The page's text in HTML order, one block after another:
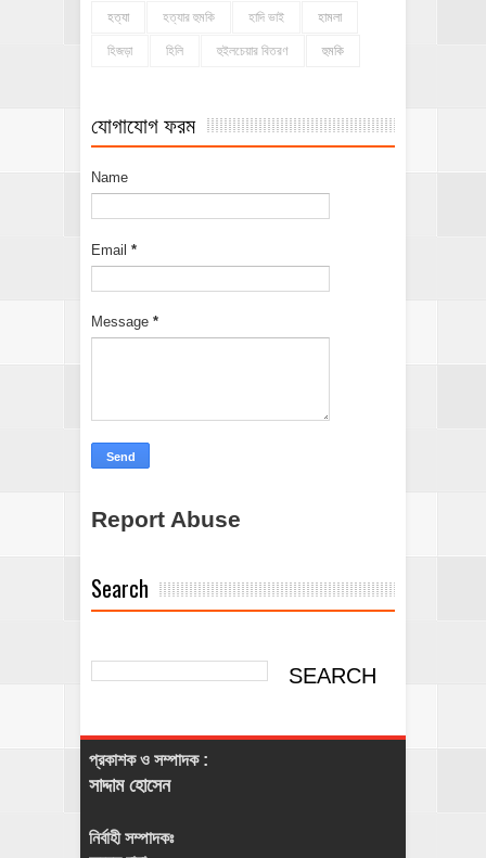
হত্যা হত্যার হুমকি হাদি ভাই হামলা
হিজড়া হিলি হুইলচেয়ার বিতরণ হুমকি
যোগাযোগ ফরম
Name
Email *
Message *
Report Abuse
Search
প্রকাশক ও সম্পাদক :
সাদ্দাম হোসেন
নির্বাহী সম্পাদকঃ